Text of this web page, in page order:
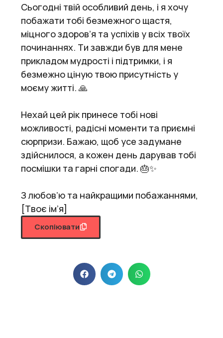
Сьогодні твій особливий день, і я хочу
побажати тобі безмежного щастя,
міцного здоров’я та успіхів у всіх твоїх
починаннях. Ти завжди був для мене
прикладом мудрості і підтримки, і я
безмежно ціную твою присутність у
моєму житті. 🙏
Нехай цей рік принесе тобі нові
можливості, радісні моменти та приємні
сюрпризи. Бажаю, щоб усе задумане
здійснилося, а кожен день дарував тобі
посмішки та гарні спогади. 🎂✨
З любов’ю та найкращими побажаннями,
[Твоє ім’я]
Скопіювати